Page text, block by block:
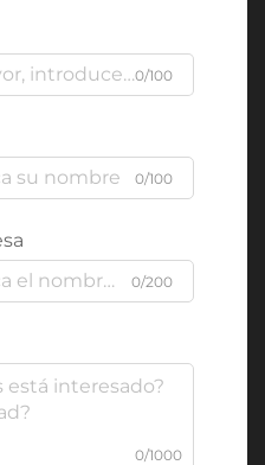
0/100
0/100
0/200
0/1000